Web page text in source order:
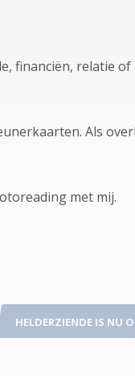
financiën, relatie of
Als
met mij.
HELDERZIENDE IS NU